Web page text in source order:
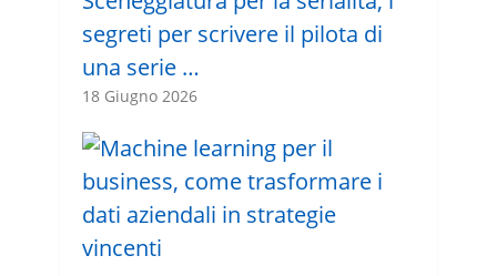
segreti per scrivere il pilota di
una serie …
18 Giugno 2026